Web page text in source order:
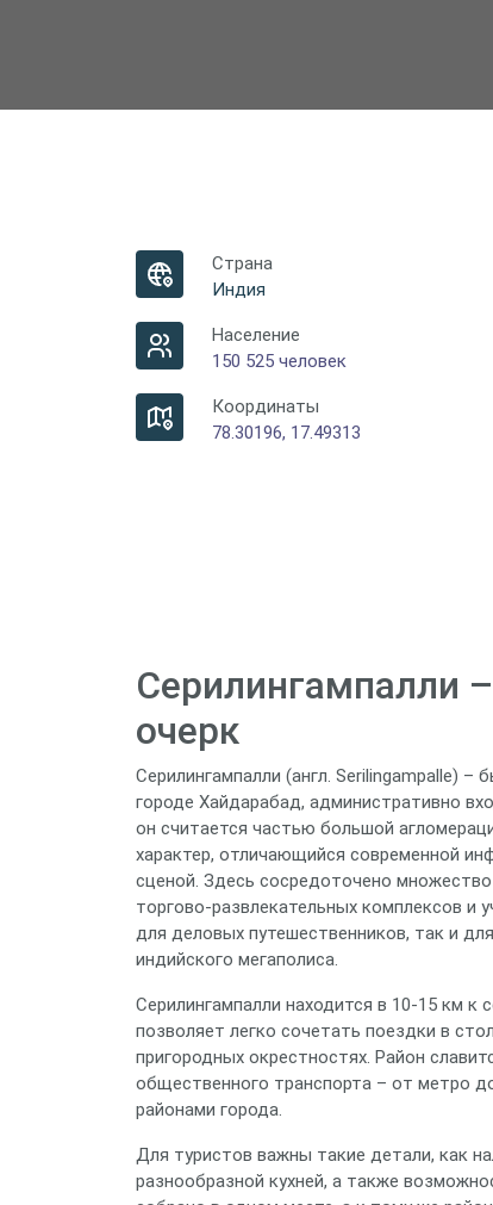
Страна
Индия
Население
150 525 человек
Координаты
78.30196, 17.49313
Серилингампалли
очерк
Серилингампалли (англ. Serilingampalle)
городе Хайдарабад, административно
он считается частью большой
характер, отличающийся современной
сценой. Здесь сосредоточено
торгово‑развлекательных комплексов и
для деловых путешественников, так и
индийского мегаполиса.
Серилингампалли находится в 10‑15 км
позволяет легко сочетать поездки в
пригородных окрестностях. Район
общественного транспорта – от метро
районами города.
Для туристов важны такие детали, как
разнообразной кухней, а также